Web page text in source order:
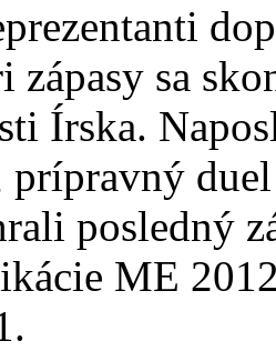
zápasy sa
Írska.
prípravný
posledný
ME